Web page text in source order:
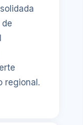
regional.